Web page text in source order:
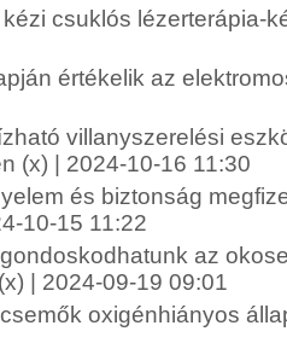
csuklós lézerterápia-
értékelik az
villanyszerelési
(x) | 2024-10-16 11:30
és biztonság
10-15 11:22
az
| 2024-09-19 09:01
oxigénhiányos